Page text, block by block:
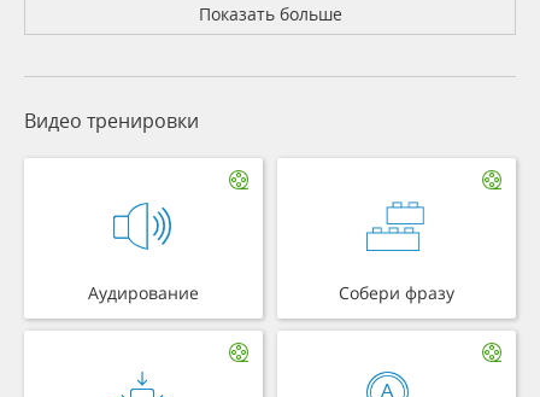
Показать больше
Видео тренировки
Аудирование Собери фразу